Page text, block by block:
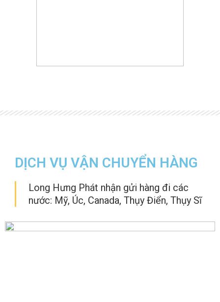
DỊCH VỤ VẬN CHUYỂN HÀNG
Long Hưng Phát nhận gửi hàng đi các
nước: Mỹ, Úc, Canada, Thụy Điển, Thụy Sĩ